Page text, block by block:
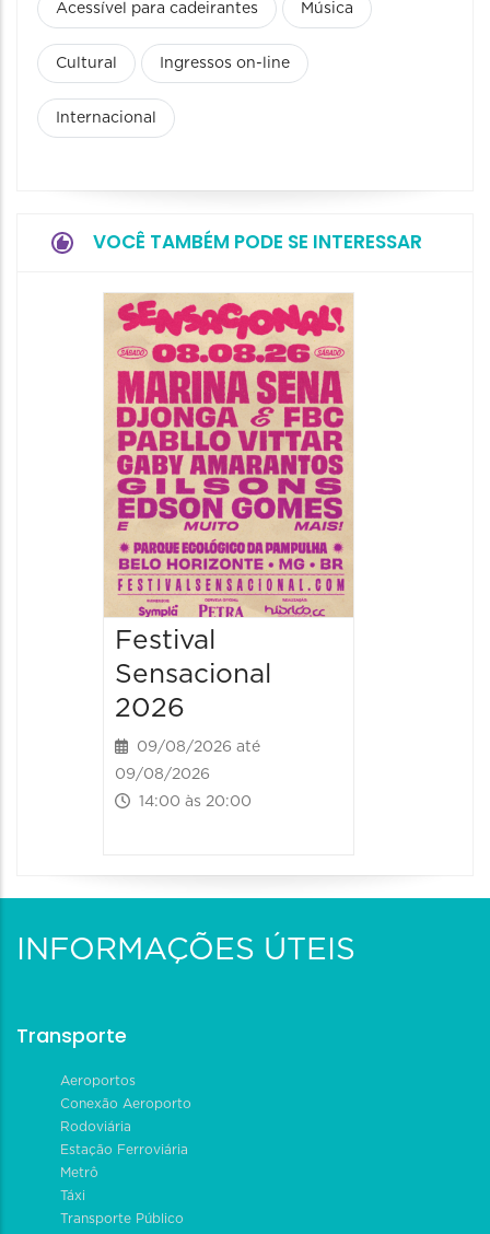
Acessível para cadeirantes Música
Cultural Ingressos on-line
Internacional
VOCÊ TAMBÉM PODE SE INTERESSAR
Festival
Sensacional
2026
09/08/2026 até
09/08/2026
14:00 às 20:00
INFORMAÇÕES ÚTEIS
Transporte
Aeroportos
Conexão Aeroporto
Rodoviária
Estação Ferroviária
Metrô
Táxi
Transporte Público